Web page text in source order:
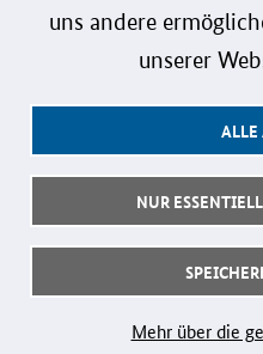
uns andere
unserer
ALLE
NUR
Mehr über die